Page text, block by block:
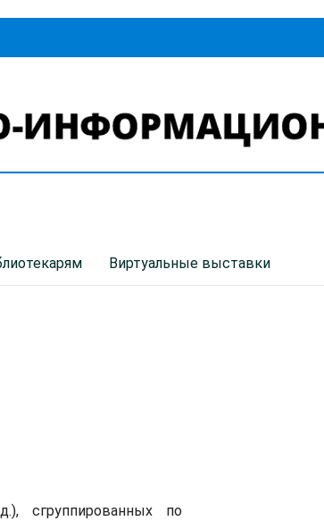
Виртуальные выставки
сгруппированных по